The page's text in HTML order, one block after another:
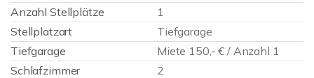
Anzahl Stellplätze
1
Stellplatzart
Tiefgarage
Tiefgarage
Miete 150,- € / Anzahl 1
Schlafzimmer
2